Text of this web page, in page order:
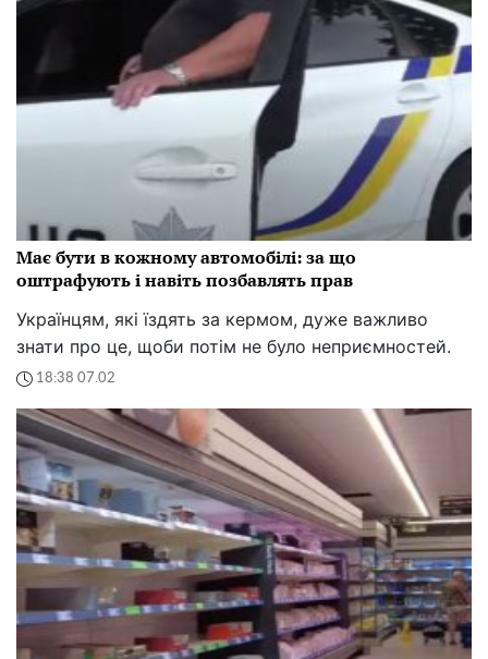
Має бути в кожному автомобілі: за що
оштрафують і навіть позбавлять прав
Українцям, які їздять за кермом, дуже важливо
знати про це, щоби потім не було неприємностей.
18:38 07.02